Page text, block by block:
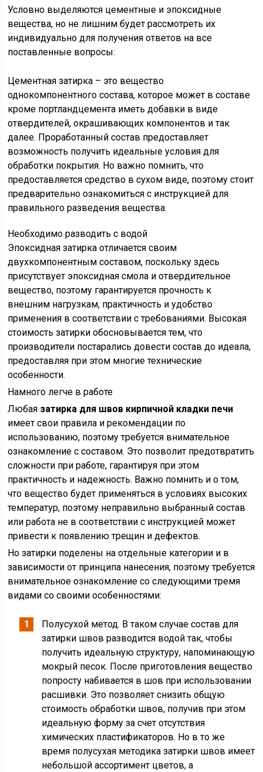
Условно выделяются цементные и эпоксидные
вещества, но не лишним будет рассмотреть их
индивидуально для получения ответов на все
поставленные вопросы:
Цементная затирка – это вещество
однокомпонентного состава, которое может в составе
кроме портландцемента иметь добавки в виде
отвердителей, окрашивающих компонентов и так
далее. Проработанный состав предоставляет
возможность получить идеальные условия для
обработки покрытия. Но важно помнить, что
предоставляется средство в сухом виде, поэтому стоит
предварительно ознакомиться с инструкцией для
правильного разведения вещества.
Необходимо разводить с водой
Эпоксидная затирка отличается своим
двухкомпонентным составом, поскольку здесь
присутствует эпоксидная смола и отвердительное
вещество, поэтому гарантируется прочность к
внешним нагрузкам, практичность и удобство
применения в соответствии с требованиями. Высокая
стоимость затирки обосновывается тем, что
производители постарались довести состав до идеала,
предоставляя при этом многие технические
особенности.
Намного легче в работе
Любая затирка для швов кирпичной кладки печи
имеет свои правила и рекомендации по
использованию, поэтому требуется внимательное
ознакомление с составом. Это позволит предотвратить
сложности при работе, гарантируя при этом
практичность и надежность. Важно помнить и о том,
что вещество будет применяться в условиях высоких
температур, поэтому неправильно выбранный состав
или работа не в соответствии с инструкцией может
привести к появлению трещин и дефектов.
Но затирки поделены на отдельные категории и в
зависимости от принципа нанесения, поэтому требуется
внимательное ознакомление со следующими тремя
видами со своими особенностями:
Полусухой метод. В таком случае состав для
затирки швов разводится водой так, чтобы
получить идеальную структуру, напоминающую
мокрый песок. После приготовления вещество
попросту набивается в шов при использовании
расшивки. Это позволяет снизить общую
стоимость обработки швов, получив при этом
идеальную форму за счет отсутствия
химических пластификаторов. Но в то же
время полусухая методика затирки швов имеет
небольшой ассортимент цветов, а